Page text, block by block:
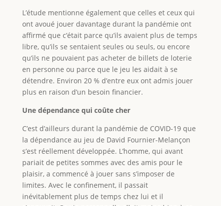
L’étude mentionne également que celles et ceux qui
ont avoué jouer davantage durant la pandémie ont
affirmé que c’était parce qu’ils avaient plus de temps
libre, qu’ils se sentaient seules ou seuls, ou encore
qu’ils ne pouvaient pas acheter de billets de loterie
en personne ou parce que le jeu les aidait à se
détendre. Environ 20 % d’entre eux ont admis jouer
plus en raison d’un besoin financier.
Une dépendance qui coûte cher
C’est d’ailleurs durant la pandémie de COVID-19 que
la dépendance au jeu de David Fournier-Melançon
s’est réellement développée. L’homme, qui avant
pariait de petites sommes avec des amis pour le
plaisir, a commencé à jouer sans s’imposer de
limites. Avec le confinement, il passait
inévitablement plus de temps chez lui et il